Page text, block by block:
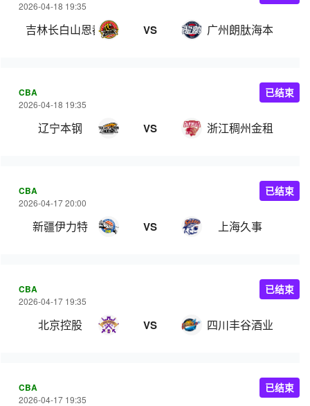
2026-04-18 19:35
吉林长白山恩都里 VS 广州朗肽海本
CBA
2026-04-18 19:35
辽宁本钢 VS 浙江稠州金租
已结束
CBA
2026-04-17 20:00
新疆伊力特 VS 上海久事
已结束
CBA
2026-04-17 19:35
北京控股 VS 四川丰谷酒业
已结束
CBA
2026-04-17 19:35
已结束